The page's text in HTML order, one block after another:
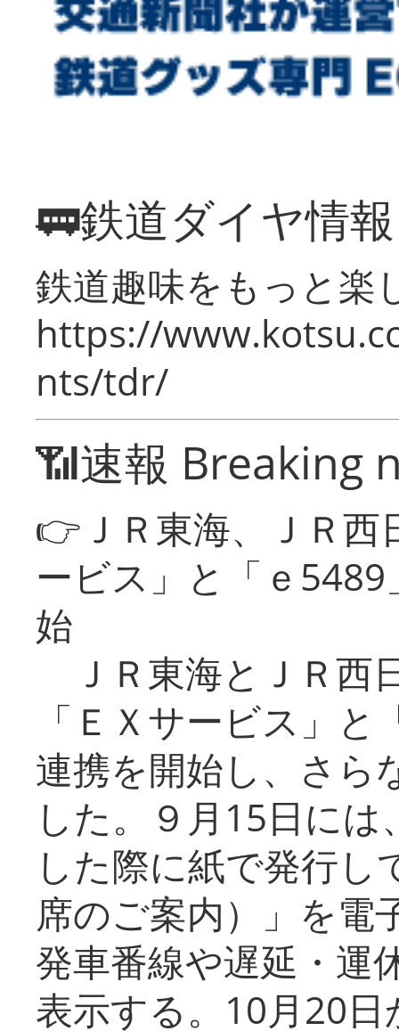
🚃鉄道ダイヤ情
鉄道趣味をもっと楽
https://
nts/tdr/
📶速報 Breaking
👉ＪＲ東海、ＪＲ
ービス」と「ｅ
始
ＪＲ東海とＪＲ西
「ＥＸサービス」
連携を開始し、さら
した。９月15日に
した際に紙で発行し
席のご案内）」を電
発車番線や遅延・運
表示する。10月20